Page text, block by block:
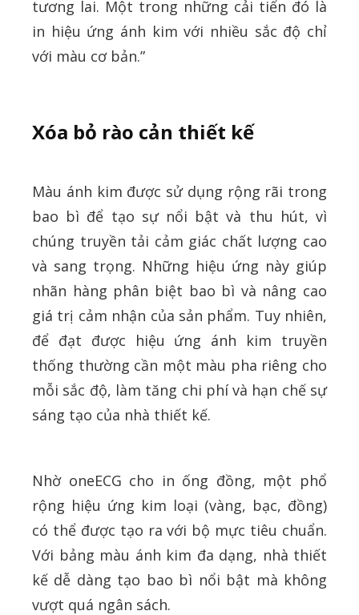
tương lai. Một trong những cải tiến đó là
in hiệu ứng ánh kim với nhiều sắc độ chỉ
với màu cơ bản.”
Xóa bỏ rào cản thiết kế
Màu ánh kim được sử dụng rộng rãi trong
bao bì để tạo sự nổi bật và thu hút, vì
chúng truyền tải cảm giác chất lượng cao
và sang trọng. Những hiệu ứng này giúp
nhãn hàng phân biệt bao bì và nâng cao
giá trị cảm nhận của sản phẩm. Tuy nhiên,
để đạt được hiệu ứng ánh kim truyền
thống thường cần một màu pha riêng cho
mỗi sắc độ, làm tăng chi phí và hạn chế sự
sáng tạo của nhà thiết kế.
Nhờ oneECG cho in ống đồng, một phổ
rộng hiệu ứng kim loại (vàng, bạc, đồng)
có thể được tạo ra với bộ mực tiêu chuẩn.
Với bảng màu ánh kim đa dạng, nhà thiết
kế dễ dàng tạo bao bì nổi bật mà không
vượt quá ngân sách.